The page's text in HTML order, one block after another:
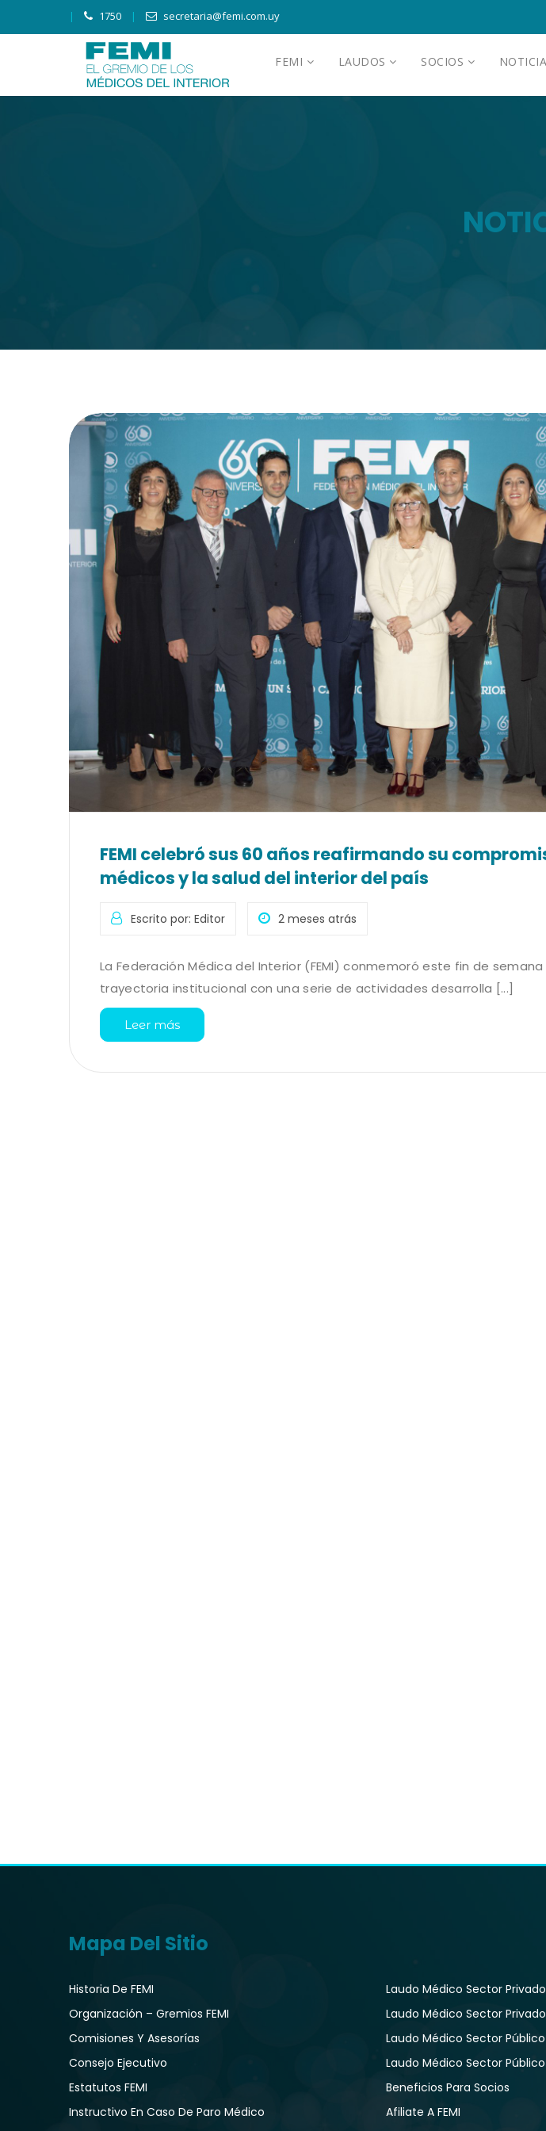
1750 secretaria@femi.com.uy
FEMI LAUDOS SOCIOS
FEMI celebró sus 60 años reafirmando su
médicos y la salud del interior del país
Escrito por: Editor 2 meses atrás
La Federación Médica del Interior (FEMI) conmemoró este fin de
trayectoria institucional con una serie de actividades desarrolla [...]
Leer más
Mapa Del Sitio
Historia De FEMI
Organización – Gremios FEMI
Comisiones Y Asesorías
Consejo Ejecutivo
Estatutos FEMI
Instructivo En Caso De Paro Médico
Laudo Médico Sector Privado
Laudo Médico Sector
Laudo Médico Sector Público
Laudo Médico Sector Público
Beneficios Para Socios
Afiliate A FEMI